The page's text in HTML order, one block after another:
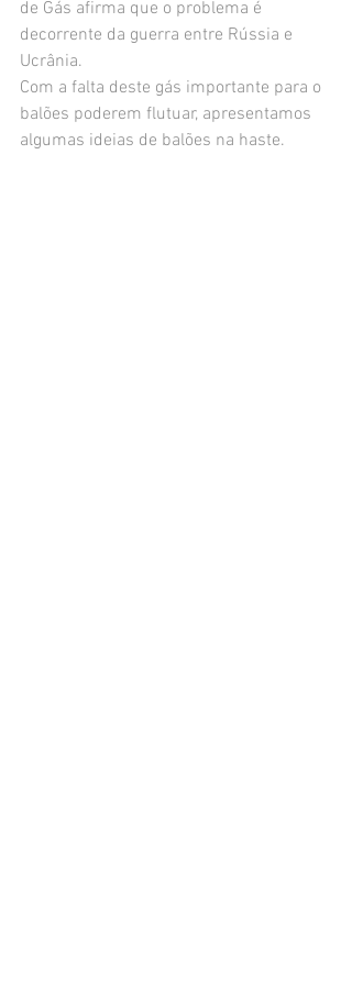
de Gás afirma que o problema é
decorrente da guerra entre Rússia e
Ucrânia.
Com a falta deste gás importante para o
balões poderem flutuar, apresentamos
algumas ideias de balões na haste.